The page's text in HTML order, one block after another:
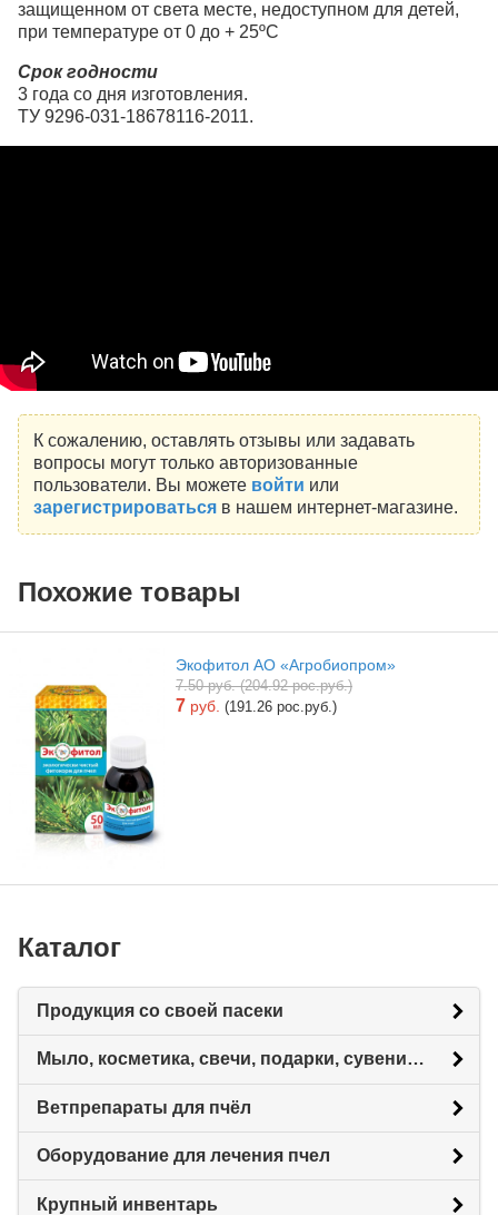
защищенном от света месте, недоступном для детей,
при температуре от 0 до + 25ºС
Срок годности
3 года со дня изготовления.
ТУ 9296-031-18678116-2011.
К сожалению, оставлять отзывы или задавать
вопросы могут только авторизованные
пользователи. Вы можете войти или
зарегистрироватьсяв нашем интернет-магазине.
Похожие товары
Экофитол АО «Агробиопром»
7.50 руб. (204.92 рос.руб.)
7 руб. (191.26 рос.руб.)
Каталог
Продукция со своей пасеки
Мыло, косметика, свечи, подарки, сувениры.
Ветпрепараты для пчёл
Оборудование для лечения пчел
Крупный инвентарь